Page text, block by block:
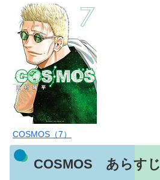
COSMOS（7）
COSMOS あらすじ